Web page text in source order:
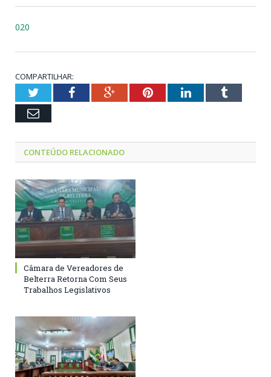
020
COMPARTILHAR:
TwitterFacebookGoogle+PinterestLinkedInTumblr
Email
CONTEÚDO RELACIONADO
Câmara de Vereadores de
Belterra Retorna Com Seus
Trabalhos Legislativos